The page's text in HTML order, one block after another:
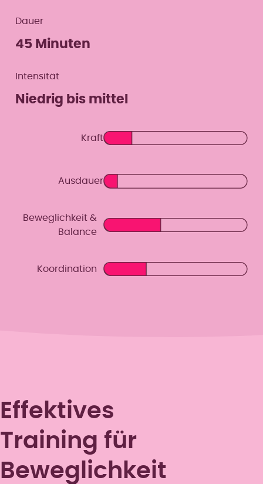
Dauer
45 Minuten
Intensität
Niedrig bis mittel
Kraft
Ausdauer
Beweglichkeit &
Balance
Koordination
Effektives
Training für
Beweglichkeit